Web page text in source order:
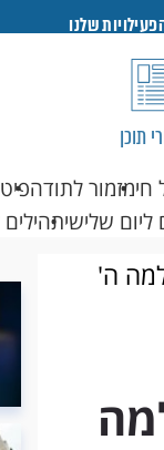
שלנו
תוכן
חימזמור לתודה
ליום שלישיתהילים
ה'